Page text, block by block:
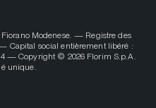
Fiorano Modenese. — Registre des
Capital social entièrement libéré :
— Copyright © 2026 Florim S.p.A.
unique.